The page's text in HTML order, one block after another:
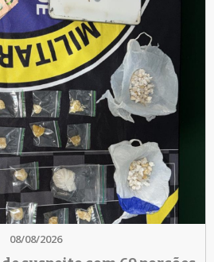
08/08/2026